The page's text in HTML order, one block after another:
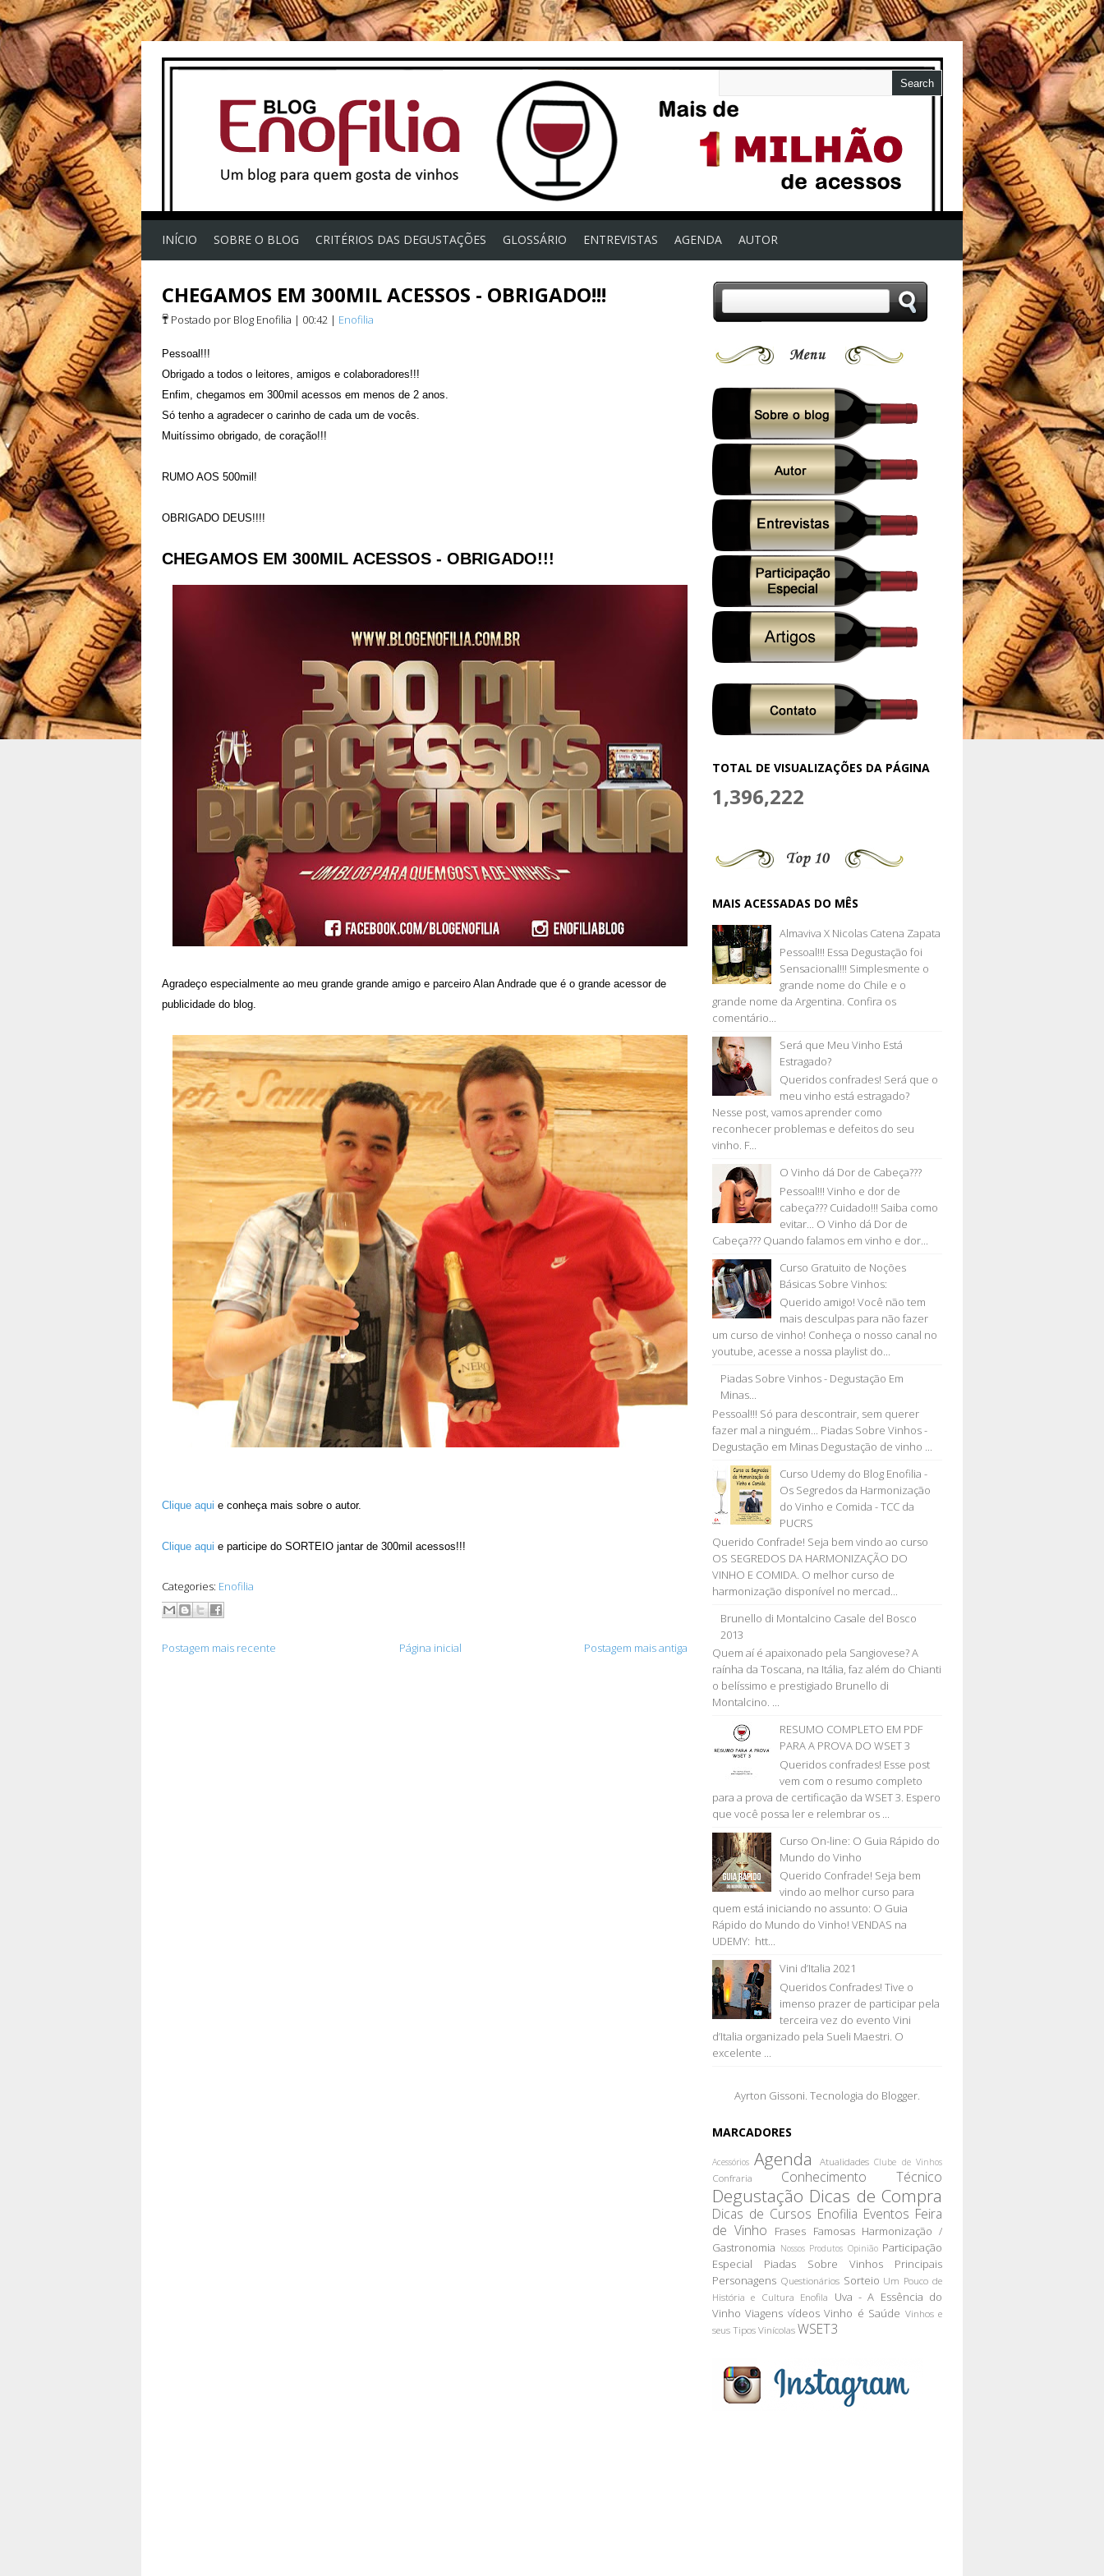
INÍCIO SOBRE O BLOG CRITÉRIOS DAS DEGUSTAÇÕES GLOSSÁRIO ENTREVISTAS AGENDA AUTOR
CHEGAMOS EM 300MIL ACESSOS - OBRIGADO!!!
Postado por Blog Enofilia | 00:42 | Enofilia
Pessoal!!!
Obrigado a todos o leitores, amigos e colaboradores!!!
Enfim, chegamos em 300mil acessos em menos de 2 anos.
Só tenho a agradecer o carinho de cada um de vocês.
Muitíssimo obrigado, de coração!!!
RUMO AOS 500mil!
OBRIGADO DEUS!!!!
CHEGAMOS EM 300MIL ACESSOS - OBRIGADO!!!
Agradeço especialmente ao meu grande grande amigo e parceiro Alan Andrade que é o grande acessor de
publicidade do blog.
Clique aqui e conheça mais sobre o autor.
Clique aqui e participe do SORTEIO jantar de 300mil acessos!!!
Categories: Enofilia
Postagem mais recente Postagem mais antiga
Página inicial
TOTAL DE VISUALIZAÇÕES DA PÁGINA
1,396,222
MAIS ACESSADAS DO MÊS
Almaviva X Nicolas Catena Zapata
Pessoal!!! Essa Degustação foi
Sensacional!!! Simplesmente o
grande nome do Chile e o
grande nome da Argentina. Confira os
comentário...
Será que Meu Vinho Está
Estragado?
Queridos confrades! Será que o
meu vinho está estragado?
Nesse post, vamos aprender como
reconhecer problemas e defeitos do seu
vinho. F...
O Vinho dá Dor de Cabeça???
Pessoal!!! Vinho e dor de
cabeça??? Cuidado!!! Saiba como
evitar... O Vinho dá Dor de
Cabeça??? Quando falamos em vinho e dor...
Curso Gratuito de Noções
Básicas Sobre Vinhos:
Querido amigo! Você não tem
mais desculpas para não fazer
um curso de vinho! Conheça o nosso canal no
youtube, acesse a nossa playlist do...
Piadas Sobre Vinhos - Degustação Em
Minas...
Pessoal!!! Só para descontrair, sem querer
fazer mal a ninguém... Piadas Sobre Vinhos -
Degustação em Minas Degustação de vinho ...
Curso Udemy do Blog Enofilia -
Os Segredos da Harmonização
do Vinho e Comida - TCC da
PUCRS
Querido Confrade! Seja bem vindo ao curso
OS SEGREDOS DA HARMONIZAÇÃO DO
VINHO E COMIDA. O melhor curso de
harmonização disponível no mercad...
Brunello di Montalcino Casale del Bosco
2013
Quem aí é apaixonado pela Sangiovese? A
raínha da Toscana, na Itália, faz além do Chianti
o belíssimo e prestigiado Brunello di
Montalcino. ...
RESUMO COMPLETO EM PDF
PARA A PROVA DO WSET 3
Queridos confrades! Esse post
vem com o resumo completo
para a prova de certificação da WSET 3. Espero
que você possa ler e relembrar os ...
Curso On-line: O Guia Rápido do
Mundo do Vinho
Querido Confrade! Seja bem
vindo ao melhor curso para
quem está iniciando no assunto: O Guia
Rápido do Mundo do Vinho! VENDAS na
UDEMY: htt...
Vini d’Italia 2021
Queridos Confrades! Tive o
imenso prazer de participar pela
terceira vez do evento Vini
d’Italia organizado pela Sueli Maestri. O
excelente ...
Ayrton Gissoni. Tecnologia do Blogger.
MARCADORES
Acessórios Agenda Atualidades Clube de Vinhos
Confraria Conhecimento Técnico
Degustação Dicas de Compra
Dicas de Cursos Enofilia Eventos Feira
de Vinho
Frases Famosas Harmonização /
Gastronomia Nossos Produtos Opinião Participação
Especial
Piadas Sobre Vinhos
Principais
Personagens Questionários Sorteio Um Pouco de
História e Cultura Enofila
Uva - A Essência do
Vinho Viagens vídeos Vinho é Saúde Vinhos e
seus TiposVinícolasWSET3